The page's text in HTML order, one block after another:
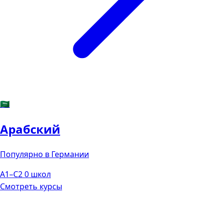
🇸🇦
Арабский
Популярно в Германии
A1–C20 школ
Смотреть курсы